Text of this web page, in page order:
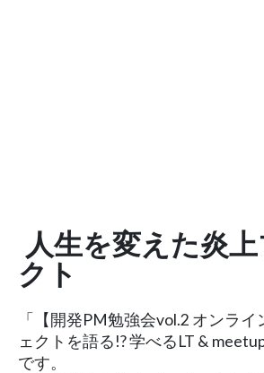
人生を変えた炎
クト
「【開発PM勉強会vol.2 オンラ
ェクトを語る!? 学べるLT &
です。